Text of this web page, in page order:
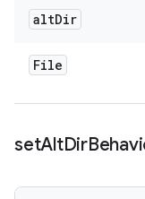
altDir
File
setAltDir